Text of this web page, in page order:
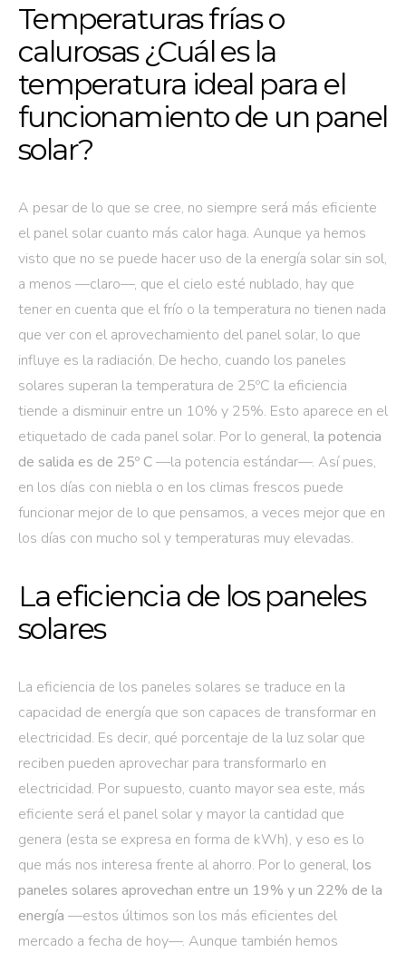
Temperaturas frías o
calurosas ¿Cuál es la
temperatura ideal para el
funcionamiento de un panel
solar?
A pesar de lo que se cree, no siempre será más eficiente
el panel solar cuanto más calor haga. Aunque ya hemos
visto que no se puede hacer uso de la energía solar sin sol,
a menos —claro—, que el cielo esté nublado, hay que
tener en cuenta que el frío o la temperatura no tienen nada
que ver con el aprovechamiento del panel solar, lo que
influye es la radiación. De hecho, cuando los paneles
solares superan la temperatura de 25ºC la eficiencia
tiende a disminuir entre un 10% y 25%. Esto aparece en el
etiquetado de cada panel solar. Por lo general, la potencia
de salida es de 25º C—la potencia estándar—. Así pues,
en los días con niebla o en los climas frescos puede
funcionar mejor de lo que pensamos, a veces mejor que en
los días con mucho sol y temperaturas muy elevadas.
La eficiencia de los paneles
solares
La eficiencia de los paneles solares se traduce en la
capacidad de energía que son capaces de transformar en
electricidad. Es decir, qué porcentaje de la luz solar que
reciben pueden aprovechar para transformarlo en
electricidad. Por supuesto, cuanto mayor sea este, más
eficiente será el panel solar y mayor la cantidad que
genera (esta se expresa en forma de kWh), y eso es lo
que más nos interesa frente al ahorro. Por lo general, los
paneles solares aprovechan entre un 19% y un 22% de la
energía —estos últimos son los más eficientes del
mercado a fecha de hoy—. Aunque también hemos